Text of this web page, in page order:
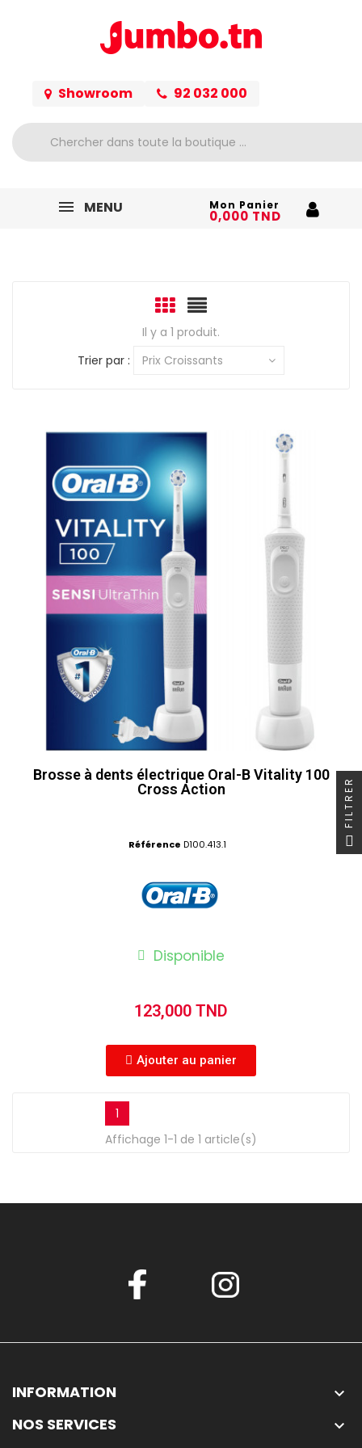
Showroom 92 032 000
MENU Mon Panier
0,000 TND
Il y a 1 produit.
Trier par :
Prix Croissants
Brosse à dents électrique Oral-B Vitality 100
Cross Action
Référence D100.413.1
Disponible
123,000 TND
Ajouter au panier
1
Affichage 1-1 de 1 article(s)
INFORMATION 
NOS SERVICES 
FILTRER